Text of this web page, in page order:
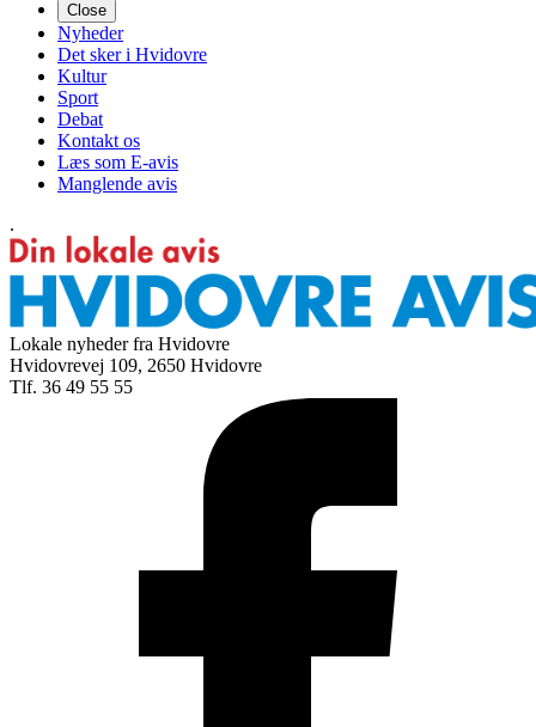
Close
Nyheder
Det sker i Hvidovre
Kultur
Sport
Debat
Kontakt os
Læs som E-avis
Manglende avis
.
Lokale nyheder fra Hvidovre
Hvidovrevej 109, 2650 Hvidovre
Tlf. 36 49 55 55